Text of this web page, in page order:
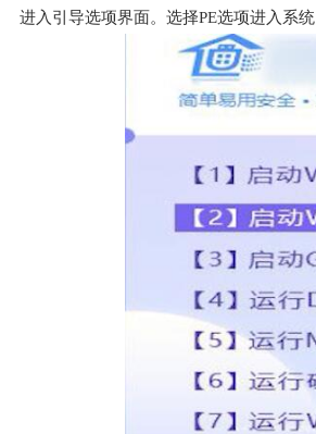
进入引导选项界面。选择PE选项进入系统